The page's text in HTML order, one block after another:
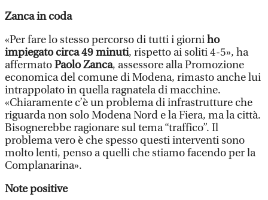
Zanca in coda
«Per fare lo stesso percorso di tutti i giorniho
impiegato circa 49 minuti, rispetto ai soliti 4-5», ha
affermatoPaolo Zanca, assessore alla Promozione
economica del comune di Modena, rimasto anche lui
intrappolato in quella ragnatela di macchine.
«Chiaramente c’è un problema di infrastrutture che
riguarda non solo Modena Nord e la Fiera, ma la città.
Bisognerebbe ragionare sul tema “traffico”. Il
problema vero è che spesso questi interventi sono
molto lenti, penso a quelli che stiamo facendo per la
Complanarina».
Note positive